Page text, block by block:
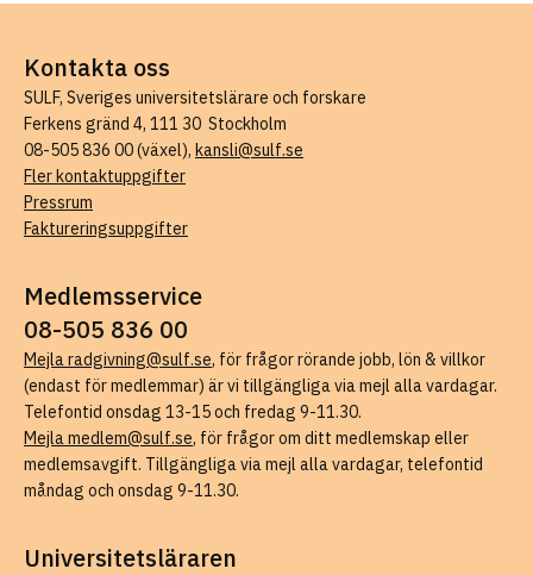
Kontakta oss
SULF, Sveriges universitetslärare och forskare
Ferkens gränd 4, 111 30 Stockholm
08-505 836 00 (växel), kansli@sulf.se
Fler kontaktuppgifter
Pressrum
Faktureringsuppgifter
Medlemsservice
08-505 836 00
Mejla radgivning@sulf.se, för frågor rörande jobb, lön & villkor
(endast för medlemmar) är vi tillgängliga via mejl alla vardagar.
Telefontid onsdag 13-15 och fredag 9-11.30.
Mejla medlem@sulf.se, för frågor om ditt medlemskap eller
medlemsavgift. Tillgängliga via mejl alla vardagar, telefontid
måndag och onsdag 9-11.30.
Universitetsläraren